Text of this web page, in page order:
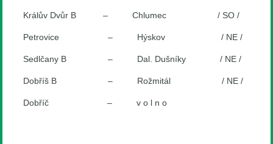
Králův Dvůr B – Chlumec / SO /
Petrovice – Hýskov / NE /
Sedlčany B – Dal. Dušníky / NE /
Dobříš B – Rožmitál / NE /
Dobříč – v o l n o